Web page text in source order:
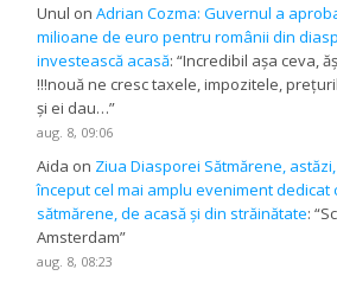
Unul onAdrian Cozma: Guvernul a
milioane de euro pentru românii din
investească acasă: “Incredibil așa ceva,
!!!nouă ne cresc taxele, impozitele,
și ei dau…”
aug. 8, 09:06
Aida on Ziua Diasporei Sătmărene,
început cel mai amplu eveniment dedicat
sătmărene, de acasă și din străinătate: “
Amsterdam”
aug. 8, 08:23